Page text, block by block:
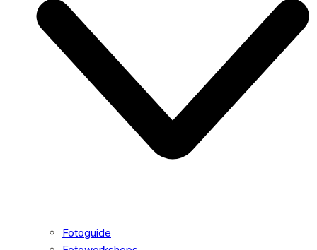
Fotoguide